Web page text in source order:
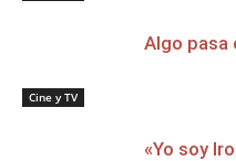
Cine y TV
Algo pasa
«Yo soy